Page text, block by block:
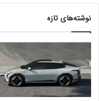
نوشته‌های تازه